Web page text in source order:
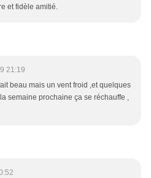
et fidèle amitié.
21:19
beau mais un vent froid ,et quelques
semaine prochaine ça se réchauffe ,